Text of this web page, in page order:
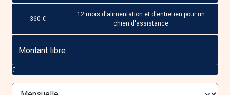
360 €
12 mois d'alimentation et d'entretien pour un
chien d'assistance
€